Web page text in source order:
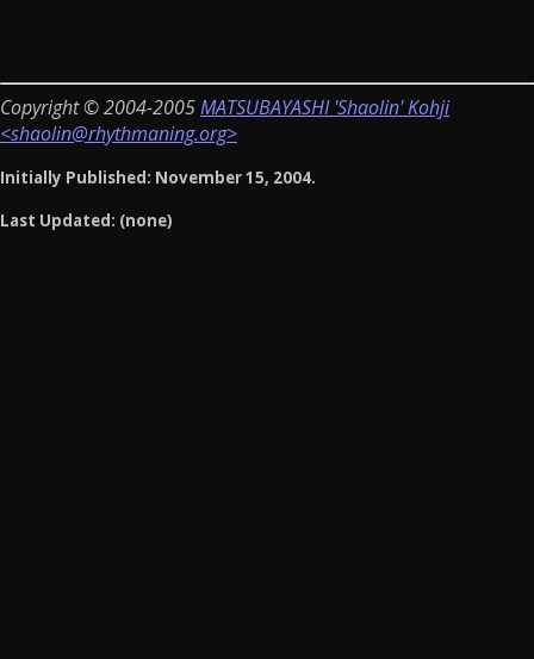
Copyright © 2004-2005MATSUBAYASHI 'Shaolin' Kohji
<shaolin@rhythmaning.org>
Initially Published: November 15, 2004.
Last Updated: (none)